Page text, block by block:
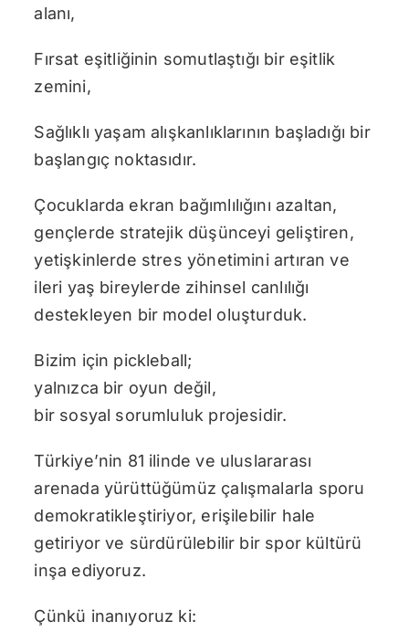
alanı,
Fırsat eşitliğinin somutlaştığı bir eşitlik
zemini,
Sağlıklı yaşam alışkanlıklarının başladığı bir
başlangıç noktasıdır.
Çocuklarda ekran bağımlılığını azaltan,
gençlerde stratejik düşünceyi geliştiren,
yetişkinlerde stres yönetimini artıran ve
ileri yaş bireylerde zihinsel canlılığı
destekleyen bir model oluşturduk.
Bizim için pickleball;
yalnızca bir oyun değil,
bir sosyal sorumluluk projesidir.
Türkiye’nin 81 ilinde ve uluslararası
arenada yürüttüğümüz çalışmalarla sporu
demokratikleştiriyor, erişilebilir hale
getiriyor ve sürdürülebilir bir spor kültürü
inşa ediyoruz.
Çünkü inanıyoruz ki: